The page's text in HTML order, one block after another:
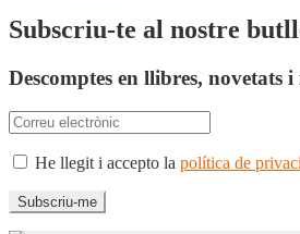
Subscriu-te al nostre
Descomptes en llibres, novetats i
He llegit i accepto la política de